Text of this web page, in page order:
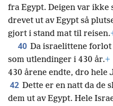
fra Egypt. Deigen var
drevet ut av Egypt så
gjort i stand mat til reisen.
40 Da israelittene forlot
som utlendinger i 430 år.+
430 årene endte, dro hele
42 Dette er en natt da de
dem ut av Egypt. Hele